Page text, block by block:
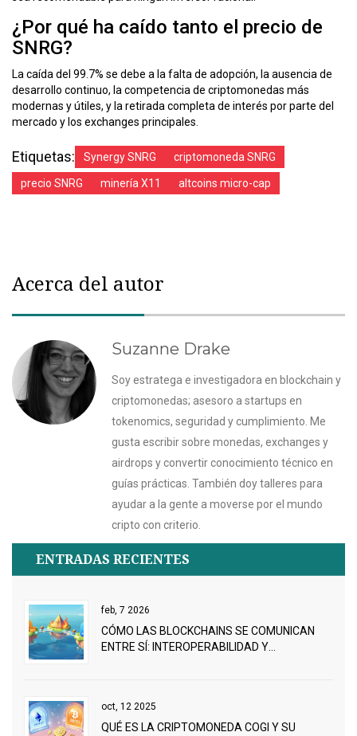
¿Por qué ha caído tanto el precio de
SNRG?
La caída del 99.7% se debe a la falta de adopción, la ausencia de
desarrollo continuo, la competencia de criptomonedas más
modernas y útiles, y la retirada completa de interés por parte del
mercado y los exchanges principales.
Etiquetas: Synergy SNRG criptomoneda SNRG
precio SNRG minería X11 altcoins micro-cap
Acerca del autor
Suzanne Drake
Soy estratega e investigadora en blockchain y
criptomonedas; asesoro a startups en
tokenomics, seguridad y cumplimiento. Me
gusta escribir sobre monedas, exchanges y
airdrops y convertir conocimiento técnico en
guías prácticas. También doy talleres para
ayudar a la gente a moverse por el mundo
cripto con criterio.
ENTRADAS RECIENTES
feb, 7 2026
CÓMO LAS BLOCKCHAINS SE COMUNICAN
ENTRE SÍ: INTEROPERABILIDAD Y
oct, 12 2025
QUÉ ES LA CRIPTOMONEDA COGI Y SU